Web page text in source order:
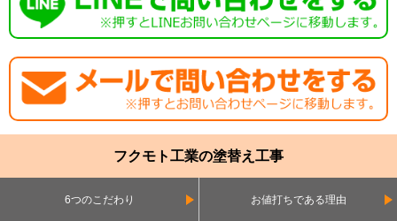
フクモト工業の塗替え工事
6つのこだわり お値打ちである理由